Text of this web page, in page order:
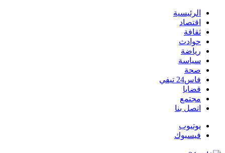
الرئيسية
اقتصاد
ثقافة
حوادث
رياضة
سياسة
صحة
فاس24 تيفي
قضايا
مجتمع
اتصل بنا
يوتيوب
فيسبوك